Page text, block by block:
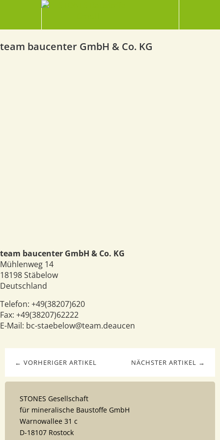
team baucenter GmbH & Co. KG
team baucenter GmbH & Co. KG
Mühlenweg 14
18198Stäbelow
Deutschland
Telefon: +49(38207)620
Fax: +49(38207)62222
E-Mail: bc-staebelow@team.deaucen
NÄCHSTER ARTIKEL →
← VORHERIGER ARTIKEL
STONES Gesellschaft
für mineralische Baustoffe GmbH
Warnowallee 31 c
D-18107 Rostock